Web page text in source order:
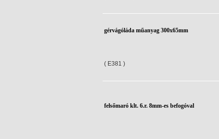
gérvágóláda műanyag 300x65mm
( E381 )
felsőmaró klt. 6.r. 8mm-es befogóval